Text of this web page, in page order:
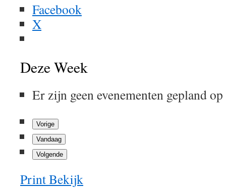
Facebook
X
Deze Week
Er zijn geen evenementen gepland
Vorige
Vandaag
Volgende
PrintBekijk